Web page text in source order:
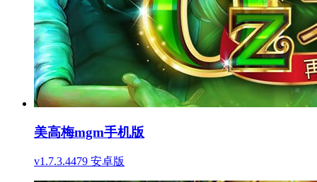
美高梅mgm手机版
v1.7.3.4479 安卓版